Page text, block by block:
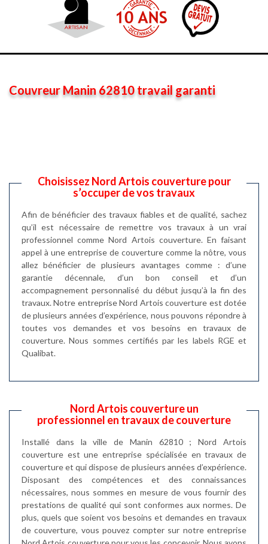
Couvreur Manin 62810 travail garanti
Choisissez Nord Artois couverture pour
s’occuper de vos travaux
Afin de bénéficier des travaux fiables et de qualité, sachez
qu’il est nécessaire de remettre vos travaux à un vrai
professionnel comme Nord Artois couverture. En faisant
appel à une entreprise de couverture comme la nôtre, vous
allez bénéficier de plusieurs avantages comme : d’une
garantie décennale, d’un bon conseil et d’un
accompagnement personnalisé du début jusqu’à la fin des
travaux. Notre entreprise Nord Artois couverture est dotée
de plusieurs années d’expérience, nous pouvons répondre à
toutes vos demandes et vos besoins en travaux de
couverture. Nous sommes certifiés par les labels RGE et
Qualibat.
Nord Artois couverture un
professionnel en travaux de couverture
Installé dans la ville de Manin 62810 ; Nord Artois
couverture est une entreprise spécialisée en travaux de
couverture et qui dispose de plusieurs années d’expérience.
Disposant des compétences et des connaissances
nécessaires, nous sommes en mesure de vous fournir des
prestations de qualité qui sont conformes aux normes. De
plus, quels que soient vos besoins et demandes en travaux
de couverture, vous pouvez compter sur notre entreprise